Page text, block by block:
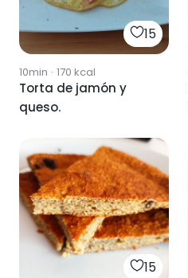
15
10min · 170 kcal
Torta de jamón y
queso.
15